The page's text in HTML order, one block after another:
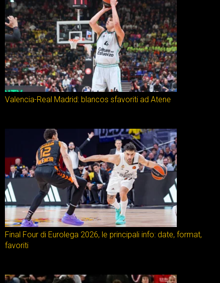
Valencia-Real Madrid: blancos sfavoriti ad Atene
Final Four di Eurolega 2026, le principali info: date, format,
favoriti